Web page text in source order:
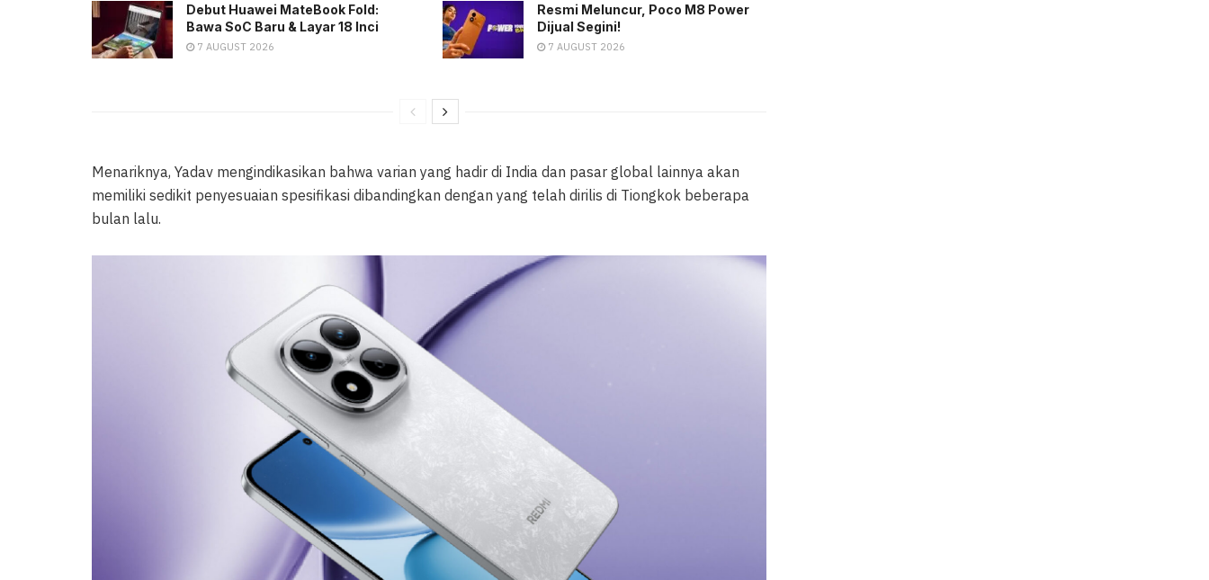
Debut Huawei MateBook Fold:
Bawa SoC Baru & Layar 18 Inci
7 AUGUST 2026
Resmi Meluncur, Poco M8 Power
Dijual Segini!
7 AUGUST 2026
Menariknya, Yadav mengindikasikan bahwa varian yang hadir di India dan pasar global lainnya akan
memiliki sedikit penyesuaian spesifikasi dibandingkan dengan yang telah dirilis di Tiongkok beberapa
bulan lalu.